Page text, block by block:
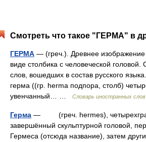
Смотреть что такое "ГЕРМА" в
ГЕРМА — (греч.). Древнее
виде столбика с человеческой
слов, вошедших в состав русского
герма ((гр. herma подпора, столб)
увенчанный… …
Словарь иностранных слов
Герма — (греч. hermes),
завершённый скульптурной головой,
Гермеса (отсюда название), затем